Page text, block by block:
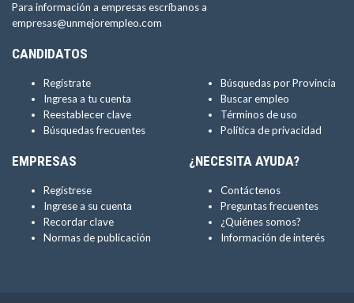
Para información a empresas escríbanos a
empresas@unmejorempleo.com
CANDIDATOS
Regístrate
Ingresa a tu cuenta
Reestablecer clave
Búsquedas frecuentes
Búsquedas por Provincia
Buscar empleo
Términos de uso
Política de privacidad
EMPRESAS
Regístrese
Ingrese a su cuenta
Recordar clave
Normas de publicación
¿NECESITA AYUDA?
Contáctenos
Preguntas frecuentes
¿Quiénes somos?
Información de interés